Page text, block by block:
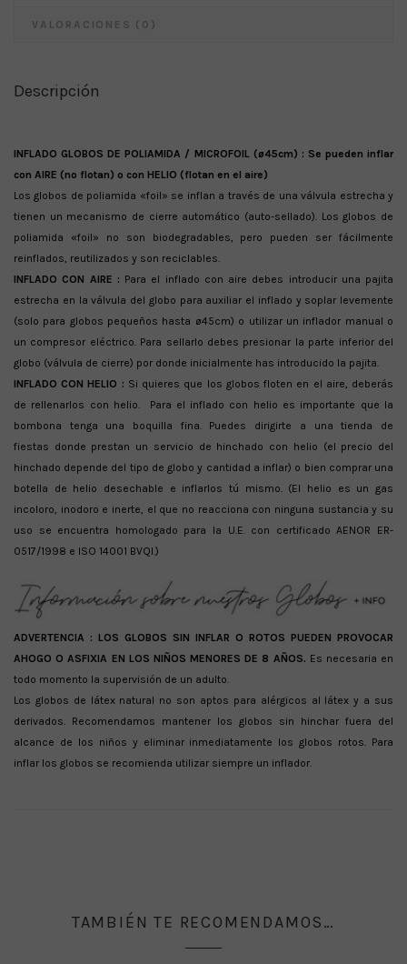
VALORACIONES (0)
Descripción
INFLADO GLOBOS DE POLIAMIDA / MICROFOIL (ø45cm) : Se pueden inflar
con AIRE (no flotan) o con HELIO (flotan en el aire)
Los globos de poliamida «foil» se inflan a través de una válvula estrecha y
tienen un mecanismo de cierre automático (auto-sellado). Los globos de
poliamida «foil» no son biodegradables, pero pueden ser fácilmente
reinflados, reutilizados y son reciclables.
INFLADO CON AIRE : Para el inflado con aire debes introducir una pajita
estrecha en la válvula del globo para auxiliar el inflado y soplar levemente
(solo para globos pequeños hasta ø45cm) o utilizar un inflador manual o
un compresor eléctrico. Para sellarlo debes presionar la parte inferior del
globo (válvula de cierre) por donde inicialmente has introducido la pajita.
INFLADO CON HELIO : Si quieres que los globos floten en el aire, deberás
de rellenarlos con helio. Para el inflado con helio es importante que la
bombona tenga una boquilla fina. Puedes dirigirte a una tienda de
fiestas donde prestan un servicio de hinchado con helio (el precio del
hinchado depende del tipo de globo y cantidad a inflar) o bien comprar una
botella de helio desechable e inflarlos tú mismo. (El helio es un gas
incoloro, inodoro e inerte, el que no reacciona con ninguna sustancia y su
uso se encuentra homologado para la U.E. con certificado AENOR ER-
0517/1998 e ISO 14001 BVQI.)
ADVERTENCIA : LOS GLOBOS SIN INFLAR O ROTOS PUEDEN PROVOCAR
AHOGO O ASFIXIA EN LOS NIÑOS MENORES DE 8 AÑOS. Es necesaria en
todo momento la supervisión de un adulto.
Los globos de látex natural no son aptos para alérgicos al látex y a sus
derivados. Recomendamos mantener los globos sin hinchar fuera del
alcance de los niños y eliminar inmediatamente los globos rotos. Para
inflar los globos se recomienda utilizar siempre un inflador.
TAMBIÉN TE RECOMENDAMOS…